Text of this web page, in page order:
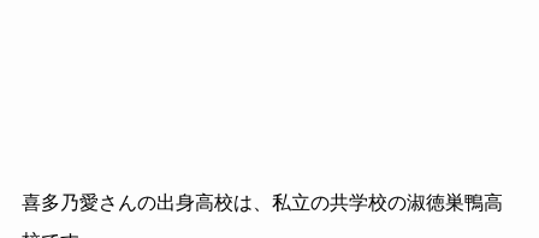
喜多乃愛さんの出身高校は、私立の共学校の淑徳巣鴨高